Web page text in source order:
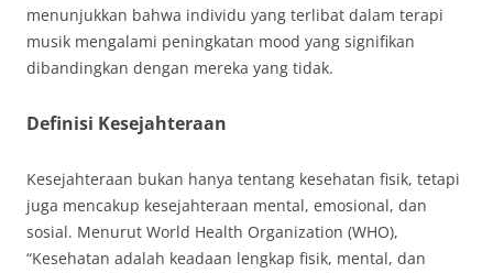
menunjukkan bahwa individu yang terlibat dalam terapi
musik mengalami peningkatan mood yang signifikan
dibandingkan dengan mereka yang tidak.
Definisi Kesejahteraan
Kesejahteraan bukan hanya tentang kesehatan fisik, tetapi
juga mencakup kesejahteraan mental, emosional, dan
sosial. Menurut World Health Organization (WHO),
“Kesehatan adalah keadaan lengkap fisik, mental, dan